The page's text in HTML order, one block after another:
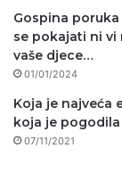
Gospina poruka
se pokajati ni vi
vaše djece…
01/01/2024
Koja je najveća
koja je pogodila
07/11/2021